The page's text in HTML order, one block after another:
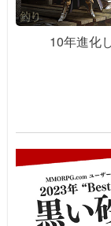
10年進化し